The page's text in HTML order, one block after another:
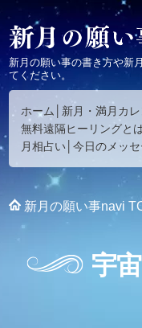
新月の願い事の書き方や新
てください。
ホーム 新月・満月カ
無料遠隔ヒーリングと
月相占い 今日のメッ
新月の願い事navi
宇